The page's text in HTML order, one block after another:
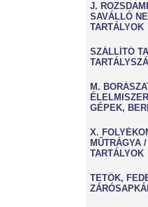
J.
SAVÁLLÓ
TARTÁLYOK
SZÁLLÍTÓ
M.
GÉPEK,
X.
MŰTRÁGYA
TARTÁLYOK
TETŐK,